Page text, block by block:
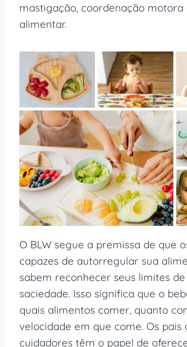
mastigação, coordenação motora
alimentar.
O BLW segue a premissa de que
capazes de autorregular sua
sabem reconhecer seus limites
saciedade. Isso significa que o
quais alimentos comer, quanto
velocidade em que come. Os pais
cuidadores têm o papel de